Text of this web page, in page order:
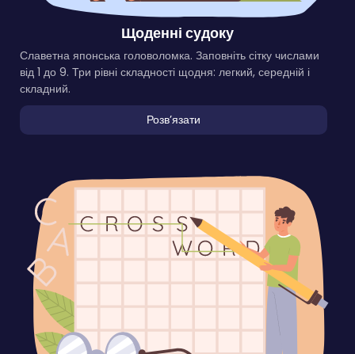
Щоденні судоку
Славетна японська головоломка. Заповніть сітку числами
від 1 до 9. Три рівні складності щодня: легкий, середній і
складний.
Розвʼязати